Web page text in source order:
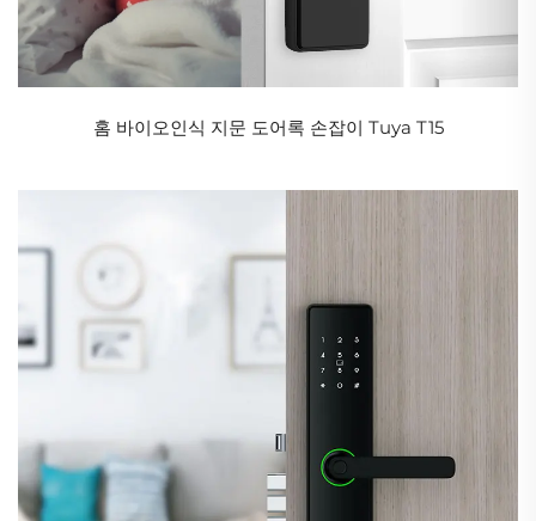
홈 바이오인식 지문 도어록 손잡이 Tuya T15